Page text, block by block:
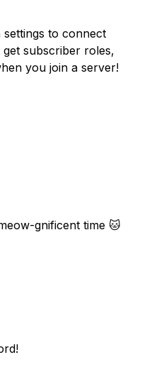
settings to connect
subscriber roles,
you join a server!
gnificent time 🐱